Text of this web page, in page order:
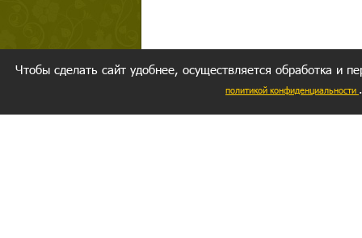
Чтобы сделать сайт удобнее, осуществляется обработка и
политикой конфиденциальности